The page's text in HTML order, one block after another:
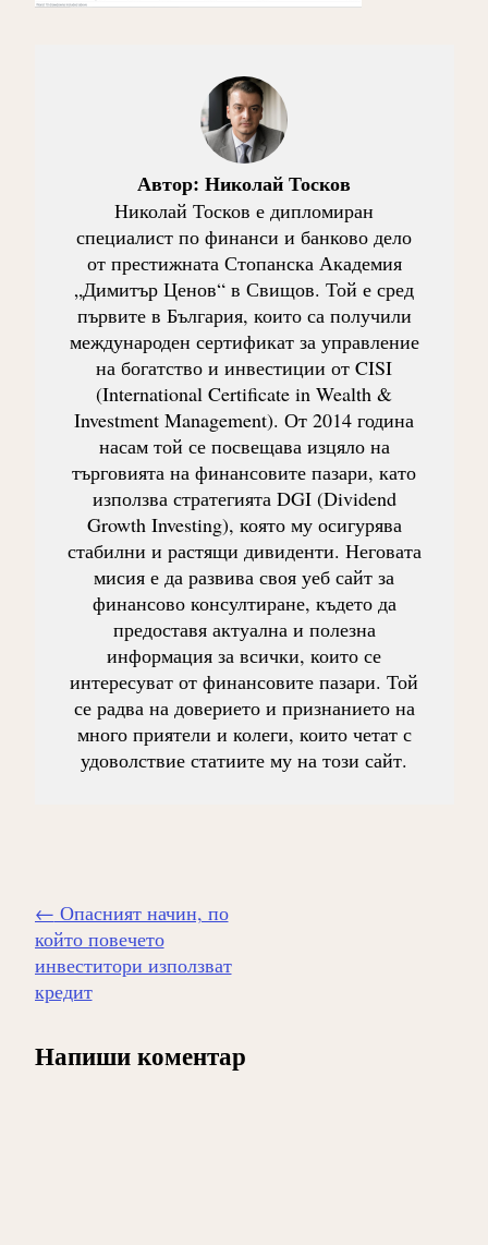
Автор: Николай Тосков
Николай Тосков е дипломиран
специалист по финанси и банково дело
от престижната Стопанска Академия
„Димитър Ценов“ в Свищов. Той е сред
първите в България, които са получили
международен сертификат за управление
на богатство и инвестиции от CISI
(International Certificate in Wealth &
Investment Management). От 2014 година
насам той се посвещава изцяло на
търговията на финансовите пазари, като
използва стратегията DGI (Dividend
Growth Investing), която му осигурява
стабилни и растящи дивиденти. Неговата
мисия е да развива своя уеб сайт за
финансово консултиране, където да
предоставя актуална и полезна
информация за всички, които се
интересуват от финансовите пазари. Той
се радва на доверието и признанието на
много приятели и колеги, които четат с
удоволствие статиите му на този сайт.
Навигиране
на
публикацията
← Опасният начин, по
който повечето
инвеститори използват
кредит
Напиши коментар